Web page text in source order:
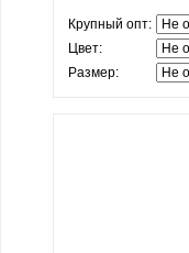
Крупный опт:
Цвет:
Размер: